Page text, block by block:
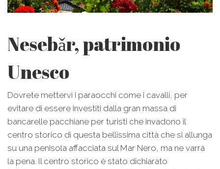
Nesebǎr, patrimonio
Unesco
Dovrete mettervi i paraocchi come i cavalli, per
evitare di essere investiti dalla gran massa di
bancarelle pacchiane per turisti che invadono il
centro storico di questa bellissima città che si allunga
su una penisola affacciata sul Mar Nero, ma ne varrà
la pena. Il centro storico è stato dichiarato